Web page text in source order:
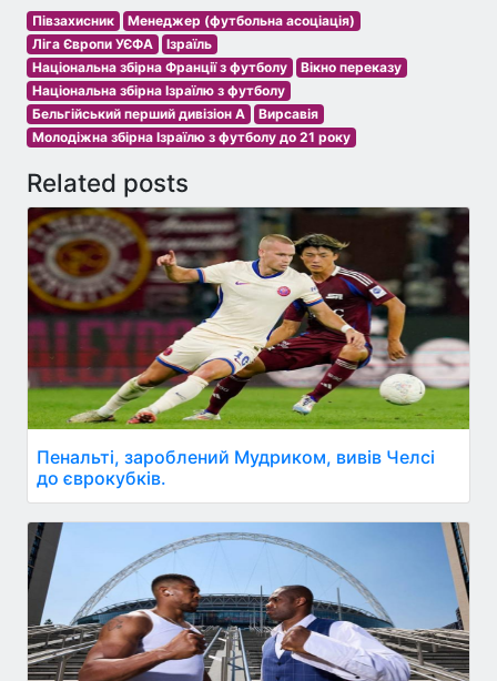
Півзахисник
Менеджер (футбольна асоціація)
Ліга Європи УЄФА
Ізраїль
Національна збірна Франції з футболу
Вікно переказу
Національна збірна Ізраїлю з футболу
Бельгійський перший дивізіон A
Вирсавія
Молодіжна збірна Ізраїлю з футболу до 21 року
Related posts
Пенальті, зароблений Мудриком, вивів Челсі
до єврокубків.